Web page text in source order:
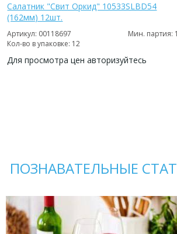
Салатник "Свит Оркид" 10533SLBD54
(162мм) 12шт.
Артикул: 00118697
Мин. партия:
Кол-во в упаковке: 12
Для просмотра цен авторизуйтесь
ПОЗНАВАТЕЛЬНЫЕ